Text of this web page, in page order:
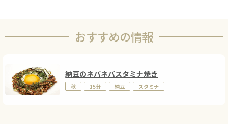
おすすめの情報
納豆のネバネバスタミナ焼き
秋 15分 納豆 スタミナ